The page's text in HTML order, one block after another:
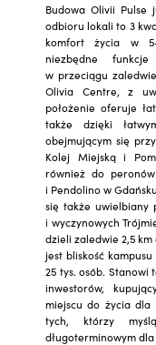
Budowa Olivii Pulse
odbioru lokali to 3
komfort życia w 5-
niezbędne
w przeciągu
Olivia Centre, z
położenie oferuje
także dzięki
obejmującym się
Kolej Miejską i
również do
i Pendolino w
się także uwielbiany
i wyczynowych
dzieli zaledwie 2,5
jest bliskość
25 tys. osób. Stanowi
inwestorów,
miejscu do życia
tych, którzy
długoterminowym